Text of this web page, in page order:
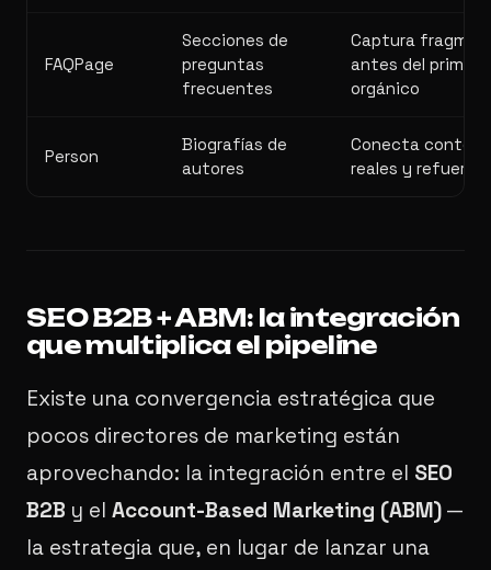
FAQPage
Secciones de
preguntas
frecuentes
Captura
antes del primer
orgánico
Person
Biografías de
autores
Conecta
reales y refuerza
SEO B2B + ABM: la integración
que multiplica el pipeline
Existe una convergencia estratégica que
pocos directores de marketing están
aprovechando: la integración entre el SEO
B2B y el Account-Based Marketing (ABM) —
la estrategia que, en lugar de lanzar una